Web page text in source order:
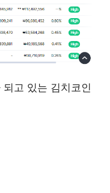
고 있는 김치코인